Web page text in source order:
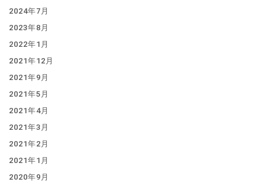
2024年7月
2023年8月
2022年1月
2021年12月
2021年9月
2021年5月
2021年4月
2021年3月
2021年2月
2021年1月
2020年9月